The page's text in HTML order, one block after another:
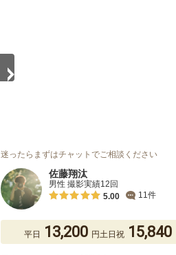
迷ったらまずはチャットでご相談ください
佐藤翔汰
男性 撮影実績12回
5.00
11件
平日 13,200 円土日祝 15,840